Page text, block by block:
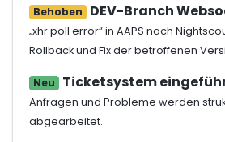
Behoben DEV-Branch
„xhr poll error“ in AAPS nach
Rollback und Fix der betroffenen
Neu Ticketsystem
Anfragen und Probleme werden
abgearbeitet.